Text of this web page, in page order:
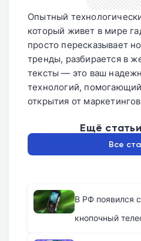
Опытный
который живет в мире
просто пересказывает
тренды, разбирается в
тексты — это ваш
технологий,
открытия от
Ещё
Все
В РФ появился
кнопочный